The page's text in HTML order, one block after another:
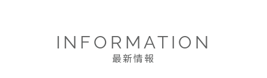
INFORMATION
最新情報